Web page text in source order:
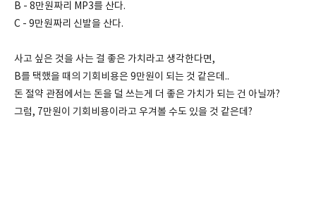
B - 8만원짜리 MP3를 산다.
C - 9만원짜리 신발을 산다.
사고 싶은 것을 사는 걸 좋은 가치라고 생각한다면,
B를 택했을 때의 기회비용은 9만원이 되는 것 같은데..
돈 절약 관점에서는 돈을 덜 쓰는게 더 좋은 가치가 되는 건 아닐까?
그럼, 7만원이 기회비용이라고 우겨볼 수도 있을 것 같은데?